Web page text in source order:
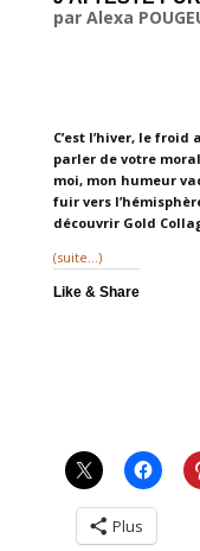
par Alexa
C’est l’hiver, le
parler de votre
moi, mon humeur
fuir vers
découvrir Gold
(suite…)
Like & Share
Plus